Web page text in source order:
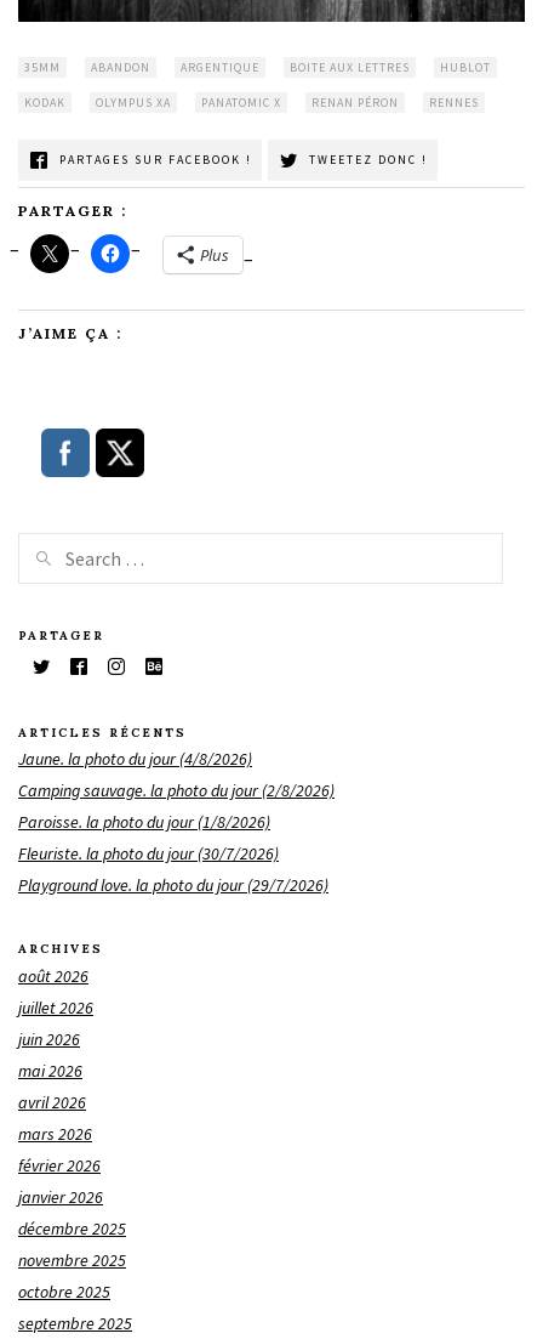
35MM ABANDON ARGENTIQUE BOITE AUX LETTRES HUBLOT
KODAK OLYMPUS XA PANATOMIC X RENAN PÉRON RENNES
PARTAGES SUR FACEBOOK ! TWEETEZ DONC !
PARTAGER :
Plus
J’AIME ÇA :
PARTAGER
ARTICLES RÉCENTS
Jaune. la photo du jour (4/8/2026)
Camping sauvage. la photo du jour (2/8/2026)
Paroisse. la photo du jour (1/8/2026)
Fleuriste. la photo du jour (30/7/2026)
Playground love. la photo du jour (29/7/2026)
ARCHIVES
août 2026
juillet 2026
juin 2026
mai 2026
avril 2026
mars 2026
février 2026
janvier 2026
décembre 2025
novembre 2025
octobre 2025
septembre 2025